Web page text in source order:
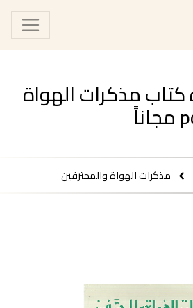
مذكرات الهواة
مذكرات الهواة والمحترفين